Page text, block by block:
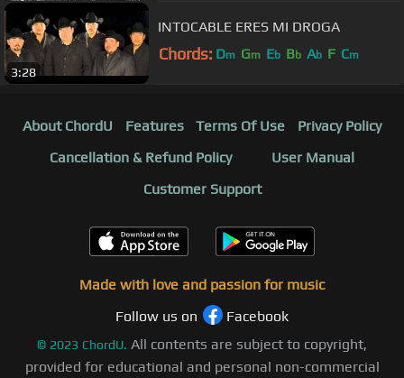
3:28
INTOCABLE ERES MI DROGA
Chords: Dm Gm Eb Bb Ab F Cm
About ChordU Features Terms Of Use
Privacy Policy
Cancellation & Refund Policy
User Manual
Customer Support
Made with love and passion for music
Follow us on
Facebook
© 2023 ChordU. All contents are subject to copyright,
provided for educational and personal non-commercial